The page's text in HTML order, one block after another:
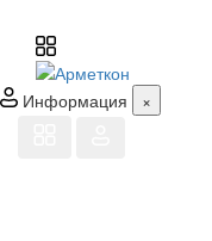
Информация
×